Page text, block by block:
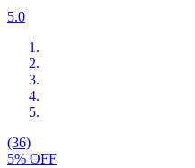
5.0
(36)
5% OFF